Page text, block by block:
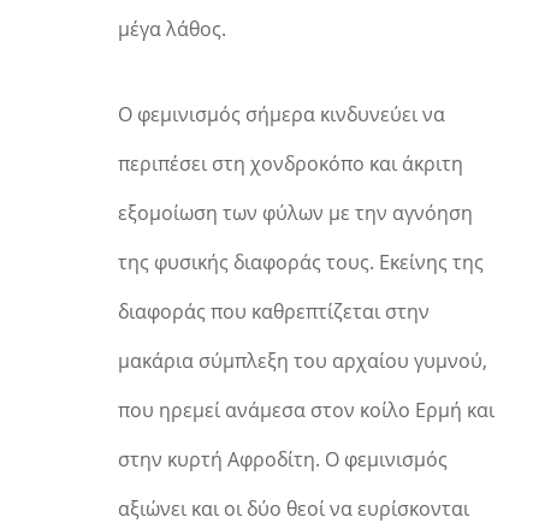
μέγα λάθος.
Ο φεμινισμός σήμερα κινδυνεύει να
περιπέσει στη χονδροκόπο και άκριτη
εξομοίωση των φύλων με την αγνόηση
της φυσικής διαφοράς τους. Εκείνης της
διαφοράς που καθρεπτίζεται στην
μακάρια σύμπλεξη του αρχαίου γυμνού,
που ηρεμεί ανάμεσα στον κοίλο Ερμή και
στην κυρτή Αφροδίτη. Ο φεμινισμός
αξιώνει και οι δύο θεοί να ευρίσκονται